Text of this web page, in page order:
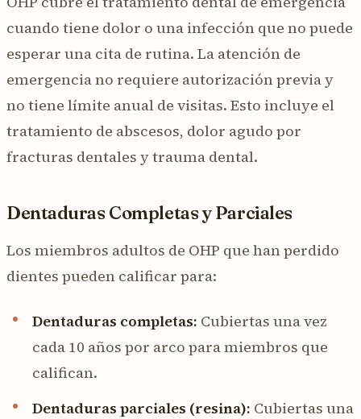
cuando tiene dolor o una infección que no puede
esperar una cita de rutina. La atención de
emergencia no requiere autorización previa y
no tiene límite anual de visitas. Esto incluye el
tratamiento de abscesos, dolor agudo por
fracturas dentales y trauma dental.
Dentaduras Completas y Parciales
Los miembros adultos de OHP que han perdido
dientes pueden calificar para:
Dentaduras completas: Cubiertas una vez
cada 10 años por arco para miembros que
califican.
Dentaduras parciales (resina): Cubiertas una